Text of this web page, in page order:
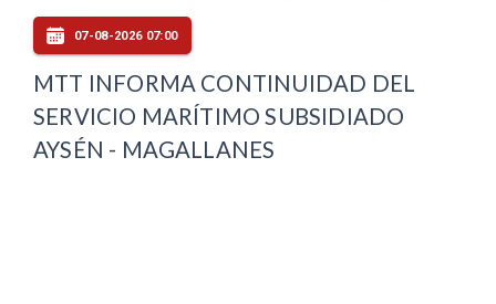
07-08-2026 07:00
MTT INFORMA CONTINUIDAD DEL
SERVICIO MARÍTIMO SUBSIDIADO
AYSÉN - MAGALLANES